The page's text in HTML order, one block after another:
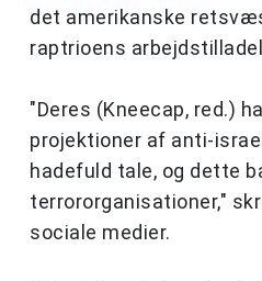
det amerikanske
raptrioens
"Deres (Kneecap, red.)
projektioner af anti-
hadefuld tale, og dette
terrororganisationer,"
sociale medier.